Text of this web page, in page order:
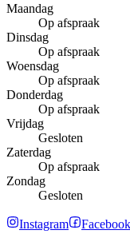
Maandag
Op afspraak
Dinsdag
Op afspraak
Woensdag
Op afspraak
Donderdag
Op afspraak
Vrijdag
Gesloten
Zaterdag
Op afspraak
Zondag
Gesloten
Instagram Facebook